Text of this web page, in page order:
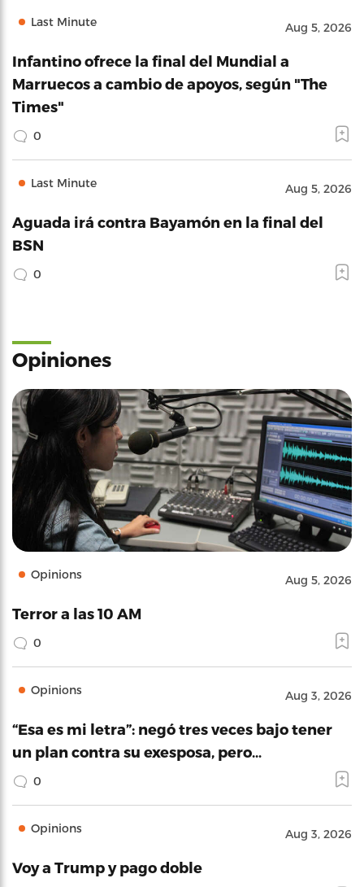
Last Minute Aug 5, 2026
Infantino ofrece la final del Mundial a
Marruecos a cambio de apoyos, según "The
Times"
0
Last Minute Aug 5, 2026
Aguada irá contra Bayamón en la final del
BSN
0
Opiniones
Opinions Aug 5, 2026
Terror a las 10 AM
0
Opinions Aug 3, 2026
“Esa es mi letra”: negó tres veces bajo tener
un plan contra su exesposa, pero…
0
Opinions Aug 3, 2026
Voy a Trump y pago doble